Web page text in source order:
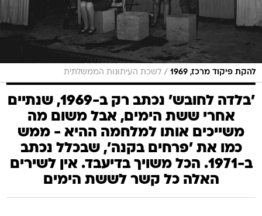
להקת פיקוד מרכז, 1969 / לשכת העיתונות הממשלתית
'בלדה לחובש' נכתב רק ב-1969, שנתיים
אחרי ששת הימים, אבל משום מה
משייכים אותו למלחמה ההיא - ממש
כמו את 'פרחים בקנה', שבכלל נכתב
ב-1971. הכל משויך בדיעבד. אין לשירים
האלה כל קשר לששת הימים